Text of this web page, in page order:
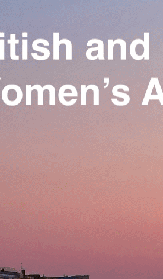
Exporter uniquement les
Ajoutez un logo, un bouton, des
Our Association
Activities
Join us